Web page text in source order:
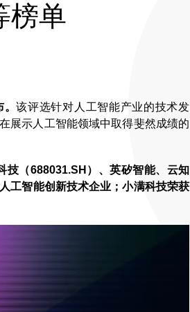
榜单
。该评选针对人工智能产业的技术发
展示人工智能领域中取得斐然成绩的
技（688031.SH）、英矽智能、云知
工智能创新技术企业；小满科技荣获